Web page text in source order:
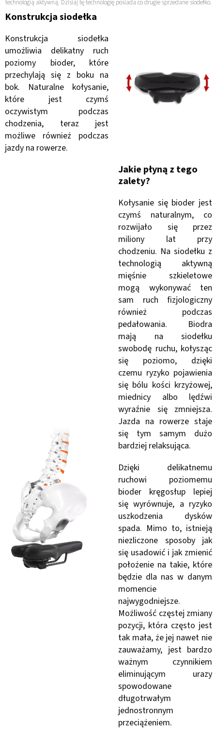
technologią aktywną. Dzisiaj tę technologię posiada co drugie sprzedane siodełko.
Konstrukcja siodełka
Konstrukcja siodełka
umożliwia delikatny ruch
poziomy bioder, które
przechylają się z boku na
bok. Naturalne kołysanie,
które jest czymś
oczywistym podczas
chodzenia, teraz jest
możliwe również podczas
jazdy na rowerze.
Jakie płyną z tego
zalety?
Kołysanie się bioder jest
czymś naturalnym, co
rozwijało się przez
miliony lat przy
chodzeniu. Na siodełku z
technologią aktywną
mięśnie szkieletowe
mogą wykonywać ten
sam ruch fizjologiczny
również podczas
pedałowania. Biodra
mają na siodełku
swobodę ruchu, kołysząc
się poziomo, dzięki
czemu ryzyko pojawienia
się bólu kości krzyżowej,
miednicy albo lędźwi
wyraźnie się zmniejsza.
Jazda na rowerze staje
się tym samym dużo
bardziej relaksująca.
Dzięki delikatnemu
ruchowi poziomemu
bioder kręgosłup lepiej
się wyrównuje, a ryzyko
uszkodzenia dysków
spada. Mimo to, istnieją
niezliczone sposoby jak
się usadowić i jak zmienić
położenie na takie, które
będzie dla nas w danym
momencie
najwygodniejsze.
Możliwość częstej zmiany
pozycji, która często jest
tak mała, że jej nawet nie
zauważamy, jest bardzo
ważnym czynnikiem
eliminującym urazy
spowodowane
długotrwałym
jednostronnym
przeciążeniem.